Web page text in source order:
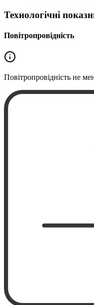
Технологічні
Повітропровідність
Повітропровідність не